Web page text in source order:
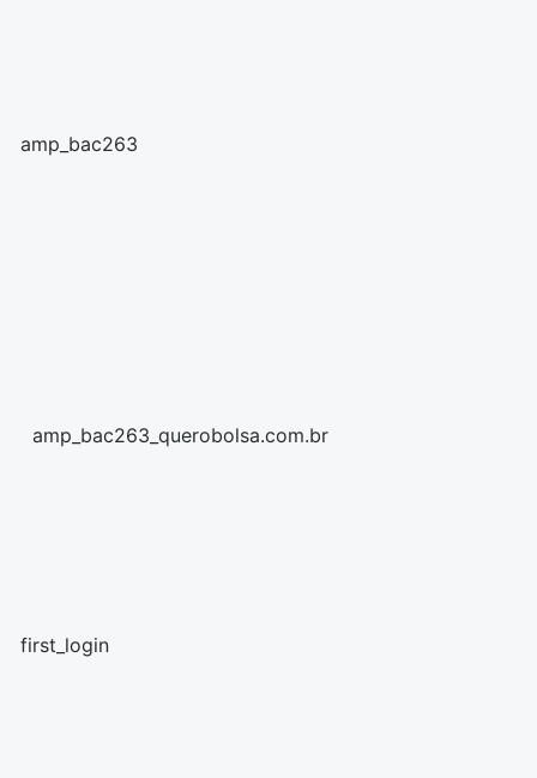
amp_bac263
amp_bac263_querobolsa.com.br
first_login